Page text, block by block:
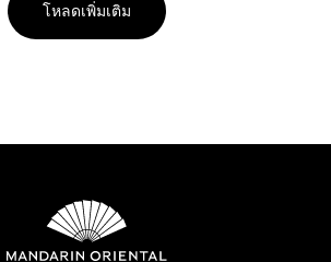
โหลดเพิ่มเติม